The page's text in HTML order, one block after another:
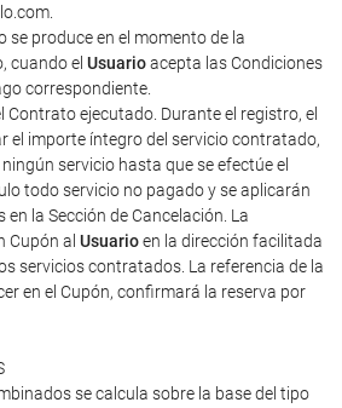
se produce en el momento de la
cuando el Usuarioacepta las Condiciones
correspondiente.
Contrato ejecutado. Durante el registro, el
el importe íntegro del servicio contratado,
servicio hasta que se efectúe el
todo servicio no pagado y se aplicarán
la Sección de Cancelación. La
Cupón al Usuarioen la dirección facilitada
servicios contratados. La referencia de la
en el Cupón, confirmará la reserva por
se calcula sobre la base del tipo